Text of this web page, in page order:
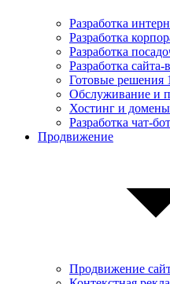
Разработка
Разработка
Разработка
Разработка сайта-
Готовые решения
Обслуживание и
Хостинг и домены
Разработка чат-
Продвижение
Продвижение